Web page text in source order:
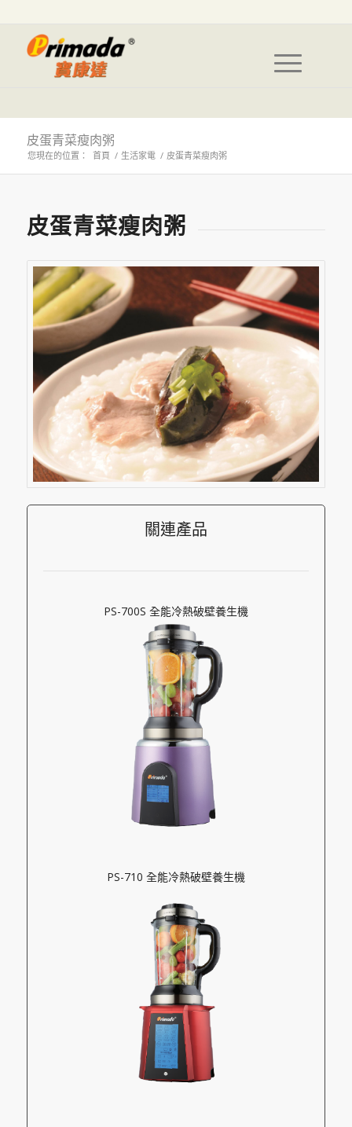
皮蛋青菜瘦肉粥
您現在的位置： 首頁 / 生活家電 / 皮蛋青菜瘦肉粥
皮蛋青菜瘦肉粥
關連產品
PS-700S 全能冷熱破壁養生機
PS-710 全能冷熱破壁養生機